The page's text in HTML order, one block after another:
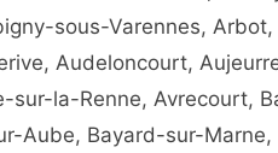
sous-Varennes,
Audeloncourt,
la-Renne, Avrecourt,
Aube, Bayard-sur-Marne,